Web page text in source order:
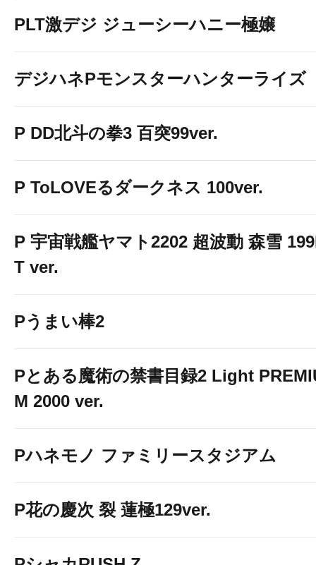
PLT激デジ ジューシーハニー極嬢
デジハネPモンスターハンターライズ
P DD北斗の拳3 百突99ver.
P ToLOVEるダークネス 100ver.
P 宇宙戦艦ヤマト2202 超波動 森雪
T ver.
Pうまい棒2
Pとある魔術の禁書目録2 Light
M 2000 ver.
Pハネモノ ファミリースタジアム
P花の慶次 裂 蓮極129ver.